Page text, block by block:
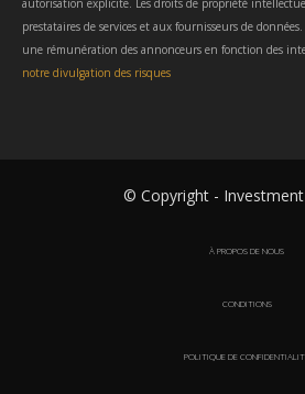
autorisation explicite. Les droits de propriété
prestataires de services et aux fournisseurs de
une rémunération des annonceurs en fonction des
notre divulgation des risques
© Copyright -
À PROPOS DE NOUS
CONDITIONS
POLITIQUE DE